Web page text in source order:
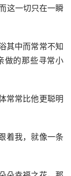
这一切只在一瞬
中而常常不知
做的那些寻常小
常比他更聪明
我，就像一条